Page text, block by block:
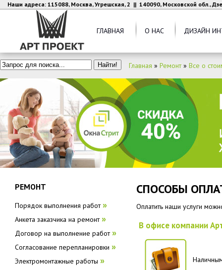
Наши адреса: 115088, Москва, Угрешская, 2 || 140090, Московской обл.,
ГЛАВНАЯ О НАС ДИЗАЙН
Главная » Ремонт» Все о
СПОСОБЫ
Оплатить наши услуги
В офисе компании
РЕМОНТ
Порядок выполнения работ»
Анкета заказчика на ремонт»
Договор на выполнение работ»
Согласование перепланировки »
Электромонтажные работы »